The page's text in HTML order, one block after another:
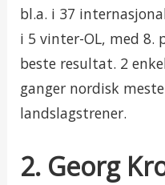
bl.a. i 37
i 5 vinter-OL, med 8.
beste resultat. 2
ganger nordisk
landslagstrener.
2. Georg